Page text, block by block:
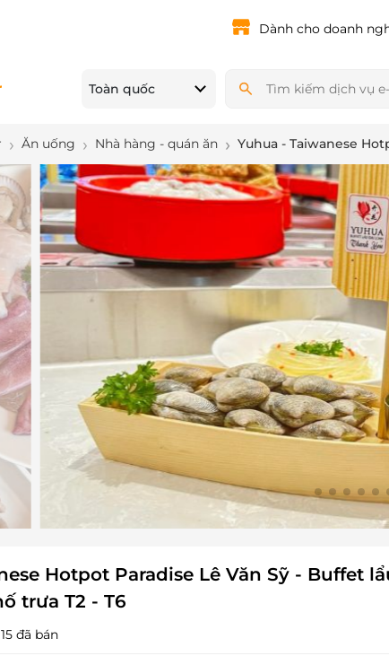
Dành cho doanh
Toàn quốc
Ăn uống Nhà hàng - quán ăn Yuhua - Taiwanese
Hotpot Paradise Lê Văn Sỹ - Buffet
trưa T2 - T6
15 đã bán